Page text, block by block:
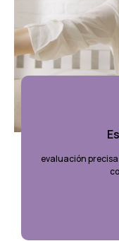
evaluación precisa